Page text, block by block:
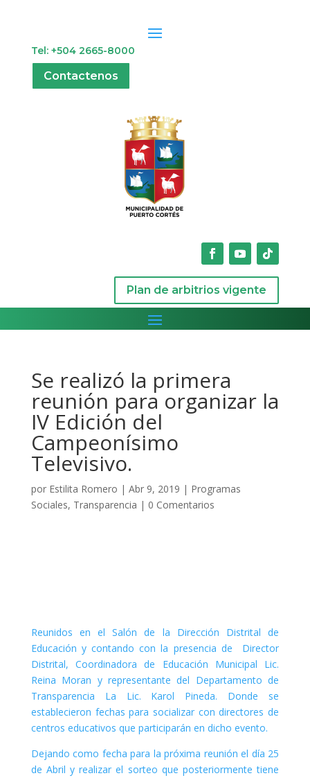
Tel: +504 2665-8000
Contactenos
Plan de arbitrios vigente
Se realizó la primera
reunión para organizar la
IV Edición del
Campeonísimo
Televisivo.
por Estilita Romero | Abr 9, 2019 | Programas
Sociales, Transparencia | 0 Comentarios
Reunidos en el Salón de la Dirección Distrital de
Educación y contando con la presencia de Director
Distrital, Coordinadora de Educación Municipal Lic.
Reina Moran y representante del Departamento de
Transparencia La Lic. Karol Pineda. Donde se
establecieron fechas para socializar con directores de
centros educativos que participarán en dicho evento.
Dejando como fecha para la próxima reunión el día 25
de Abril y realizar el sorteo que posteriormente tiene